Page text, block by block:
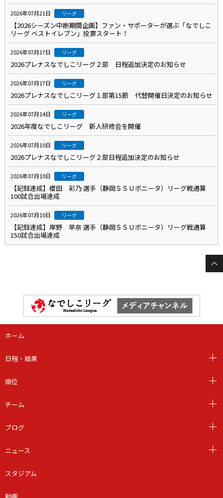
2026年07月21日 リーグ
【2026シーズン中断期間企画】ファン・サポーターが選ぶ「なでしこ
リーグ ベストイレブン」投票スタート！
2026年07月17日 リーグ
2026プレナスなでしこリーグ２部 日程追加決定のお知らせ
2026年07月17日 リーグ
2026プレナスなでしこリーグ１部第15節 代替開催日決定のお知らせ
2026年07月14日 リーグ
2026年度なでしこリーグ 新人研修会を開催
2026年07月10日 リーグ
2026プレナスなでしこリーグ２部日程追加決定のお知らせ
2026年07月10日 リーグ
【記録達成】櫻田 彩乃 選手（静岡ＳＳＵボニータ）リーグ戦通算
100試合出場達成
2026年07月10日 リーグ
【記録達成】岸野 早奈 選手（静岡ＳＳＵボニータ）リーグ戦通算
150試合出場達成
ホーム
日程・結果
順位
チーム
ブログ
ニュース
スタジアム